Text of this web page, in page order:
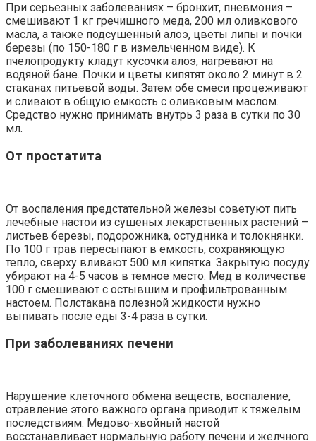
При серьезных заболеваниях – бронхит, пневмония –
смешивают 1 кг гречишного меда, 200 мл оливкового
масла, а также подсушенный алоэ, цветы липы и почки
березы (по 150-180 г в измельченном виде). К
пчелопродукту кладут кусочки алоэ, нагревают на
водяной бане. Почки и цветы кипятят около 2 минут в 2
стаканах питьевой воды. Затем обе смеси процеживают
и сливают в общую емкость с оливковым маслом.
Средство нужно принимать внутрь 3 раза в сутки по 30
мл.
От простатита
От воспаления предстательной железы советуют пить
лечебные настои из сушеных лекарственных растений –
листьев березы, подорожника, остудника и толокнянки.
По 100 г трав пересыпают в емкость, сохраняющую
тепло, сверху вливают 500 мл кипятка. Закрытую посуду
убирают на 4-5 часов в темное место. Мед в количестве
100 г смешивают с остывшим и профильтрованным
настоем. Полстакана полезной жидкости нужно
выпивать после еды 3-4 раза в сутки.
При заболеваниях печени
Нарушение клеточного обмена веществ, воспаление,
отравление этого важного органа приводит к тяжелым
последствиям. Медово-хвойный настой
восстанавливает нормальную работу печени и желчного